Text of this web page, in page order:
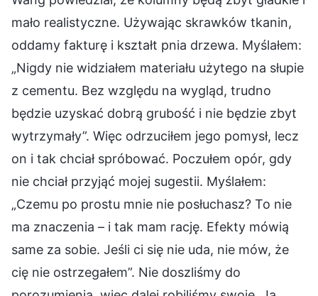
mało realistyczne. Używając skrawków tkanin,
oddamy fakturę i kształt pnia drzewa. Myślałem:
„Nigdy nie widziałem materiału użytego na słupie
z cementu. Bez względu na wygląd, trudno
będzie uzyskać dobrą grubość i nie będzie zbyt
wytrzymały”. Więc odrzuciłem jego pomysł, lecz
on i tak chciał spróbować. Poczułem opór, gdy
nie chciał przyjąć mojej sugestii. Myślałem:
„Czemu po prostu mnie nie posłuchasz? To nie
ma znaczenia – i tak mam rację. Efekty mówią
same za sobie. Jeśli ci się nie uda, nie mów, że
cię nie ostrzegałem”. Nie doszliśmy do